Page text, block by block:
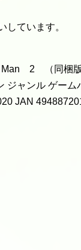
しています。
2 （同梱
ャンル ゲーム
JAN